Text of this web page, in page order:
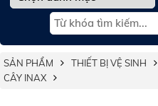
SẢN PHẨM THIẾT BỊ VỆ SINH
CÂY INAX